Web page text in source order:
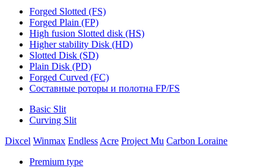
Forged Slotted (FS)
Forged Plain (FP)
High fusion Slotted disk (HS)
Higher stability Disk (HD)
Slotted Disk (SD)
Plain Disk (PD)
Forged Curved (FC)
Составные роторы и полотна FP/FS
Basic Slit
Curving Slit
Dixcel Winmax Endless Acre Project Mu Carbon Loraine
Premium type